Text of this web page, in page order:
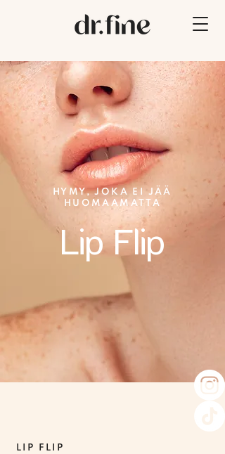
HYMY, JOKA EI JÄÄ
HUOMAAMATTA
Lip Flip
LIP FLIP